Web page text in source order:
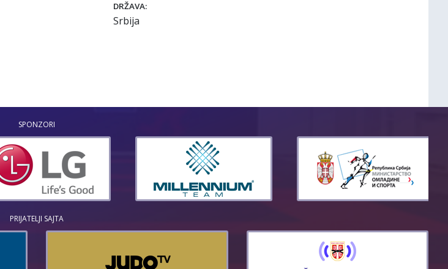
DRŽAVA:
Srbija
SPONZORI
PRIJATELJI SAJTA